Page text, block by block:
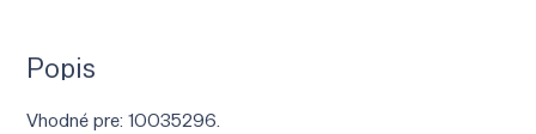
Popis
Vhodné pre: 10035296.